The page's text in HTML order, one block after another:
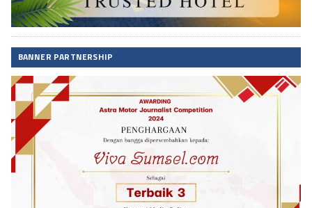
BANNER PARTNERSHIP